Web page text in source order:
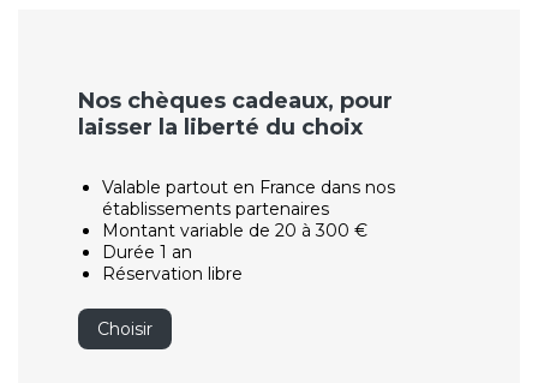
Nos chèques cadeaux, pour
laisser la liberté du choix
Valable partout en France dans nos
établissements partenaires
Montant variable de 20 à 300 €
Durée 1 an
Réservation libre
Choisir